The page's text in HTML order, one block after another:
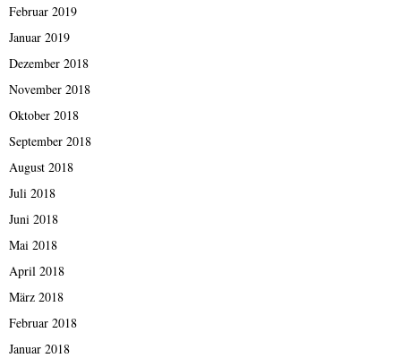
Februar 2019
Januar 2019
Dezember 2018
November 2018
Oktober 2018
September 2018
August 2018
Juli 2018
Juni 2018
Mai 2018
April 2018
März 2018
Februar 2018
Januar 2018